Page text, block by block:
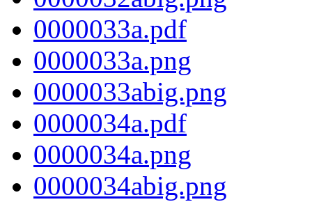
0000033a.pdf
0000033a.png
0000033abig.png
0000034a.pdf
0000034a.png
0000034abig.png